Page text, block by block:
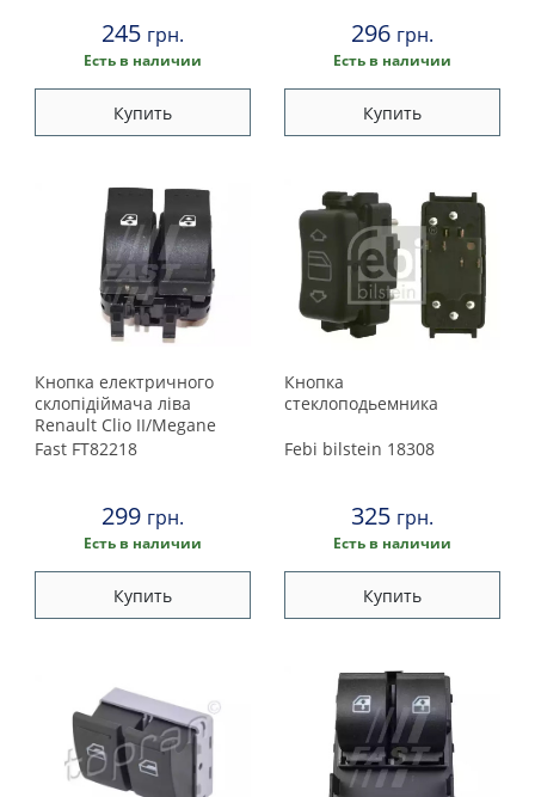
245 грн.
Есть в наличии
Купить
296 грн.
Есть в наличии
Купить
Кнопка електричного
склопідіймача ліва
Renault Clio II/Megane
II/Scenic II 2002-
Fast FT82218
299 грн.
Есть в наличии
Купить
Кнопка
стеклоподьемника
Febi bilstein 18308
325 грн.
Есть в наличии
Купить